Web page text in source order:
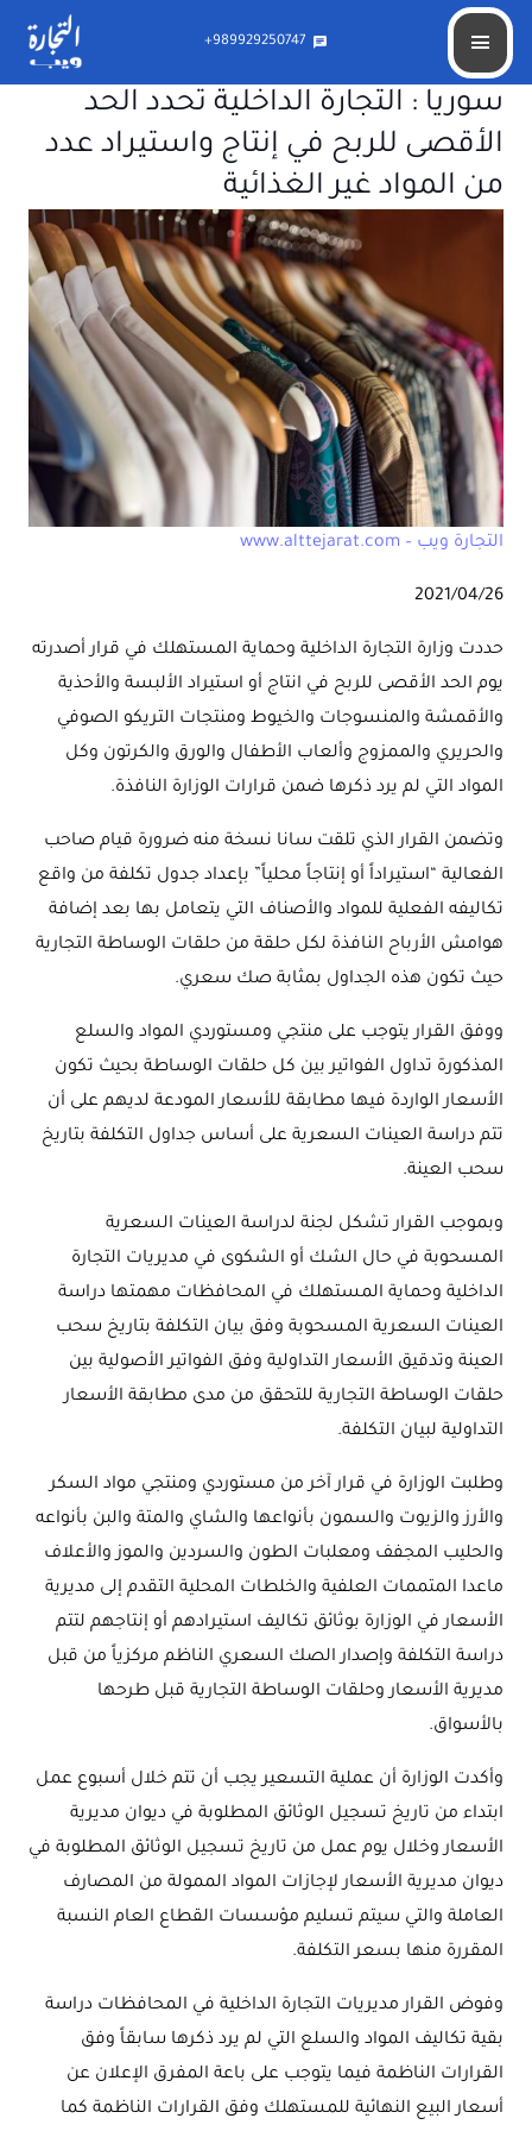
chat
989929250747+
سوريا : التجارة الداخلية تحدد الحد
الأقصى للربح في إنتاج واستيراد عدد
من المواد غير الغذائية
التجارة ويب – www.alttejarat.com
2021/04/26
حددت وزارة التجارة الداخلية وحماية المستهلك في قرار أصدرته
يوم الحد الأقصى للربح في انتاج أو استيراد الألبسة والأحذية
والأقمشة والمنسوجات والخيوط ومنتجات التريكو الصوفي
والحريري والممزوج وألعاب الأطفال والورق والكرتون وكل
المواد التي لم يرد ذكرها ضمن قرارات الوزارة النافذة.
وتضمن القرار الذي تلقت سانا نسخة منه ضرورة قيام صاحب
الفعالية “استيراداً أو إنتاجاً محلياً” بإعداد جدول تكلفة من واقع
تكاليفه الفعلية للمواد والأصناف التي يتعامل بها بعد إضافة
هوامش الأرباح النافذة لكل حلقة من حلقات الوساطة التجارية
حيث تكون هذه الجداول بمثابة صك سعري.
ووفق القرار يتوجب على منتجي ومستوردي المواد والسلع
المذكورة تداول الفواتير بين كل حلقات الوساطة بحيث تكون
الأسعار الواردة فيها مطابقة للأسعار المودعة لديهم على أن
تتم دراسة العينات السعرية على أساس جداول التكلفة بتاريخ
سحب العينة.
وبموجب القرار تشكل لجنة لدراسة العينات السعرية
المسحوبة في حال الشك أو الشكوى في مديريات التجارة
الداخلية وحماية المستهلك في المحافظات مهمتها دراسة
العينات السعرية المسحوبة وفق بيان التكلفة بتاريخ سحب
العينة وتدقيق الأسعار التداولية وفق الفواتير الأصولية بين
حلقات الوساطة التجارية للتحقق من مدى مطابقة الأسعار
التداولية لبيان التكلفة.
وطلبت الوزارة في قرار آخر من مستوردي ومنتجي مواد السكر
والأرز والزيوت والسمون بأنواعها والشاي والمتة والبن بأنواعه
والحليب المجفف ومعلبات الطون والسردين والموز والأعلاف
ماعدا المتممات العلفية والخلطات المحلية التقدم إلى مديرية
الأسعار في الوزارة بوثائق تكاليف استيرادهم أو إنتاجهم لتتم
دراسة التكلفة وإصدار الصك السعري الناظم مركزياً من قبل
مديرية الأسعار وحلقات الوساطة التجارية قبل طرحها
بالأسواق.
وأكدت الوزارة أن عملية التسعير يجب أن تتم خلال أسبوع عمل
ابتداء من تاريخ تسجيل الوثائق المطلوبة في ديوان مديرية
الأسعار وخلال يوم عمل من تاريخ تسجيل الوثائق المطلوبة في
ديوان مديرية الأسعار لإجازات المواد الممولة من المصارف
العاملة والتي سيتم تسليم مؤسسات القطاع العام النسبة
المقررة منها بسعر التكلفة.
وفوض القرار مديريات التجارة الداخلية في المحافظات دراسة
بقية تكاليف المواد والسلع التي لم يرد ذكرها سابقاً وفق
القرارات الناظمة فيما يتوجب على باعة المفرق الإعلان عن
أسعار البيع النهائية للمستهلك وفق القرارات الناظمة كما